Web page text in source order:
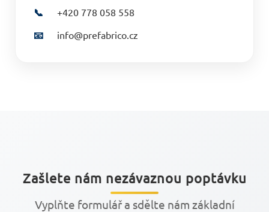
📞
+420 778 058 558
📧
info@prefabrico.cz
Zašlete nám nezávaznou poptávku
Vyplňte formulář a sdělte nám základní